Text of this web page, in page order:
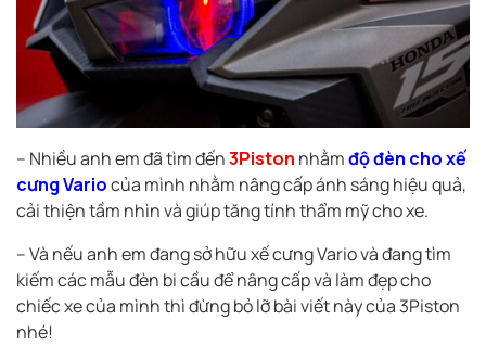
– Nhiều anh em đã tìm đến3Piston nhằmđộ đèn cho xế
cưng Variocủa mình nhằm nâng cấp ánh sáng hiệu quả,
cải thiện tầm nhìn và giúp tăng tính thẩm mỹ cho xe.
– Và nếu anh em đang sở hữu xế cưng Vario và đang tìm
kiếm các mẫu đèn bi cầu để nâng cấp và làm đẹp cho
chiếc xe của mình thì đừng bỏ lỡ bài viết này của 3Piston
nhé!